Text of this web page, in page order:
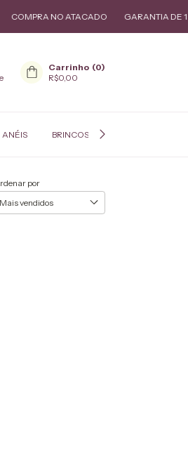
COMPRA NO ATACADO GARANTIA DE 1
Carrinho (0)
R$0,00
ANÉIS BRINCOS
por